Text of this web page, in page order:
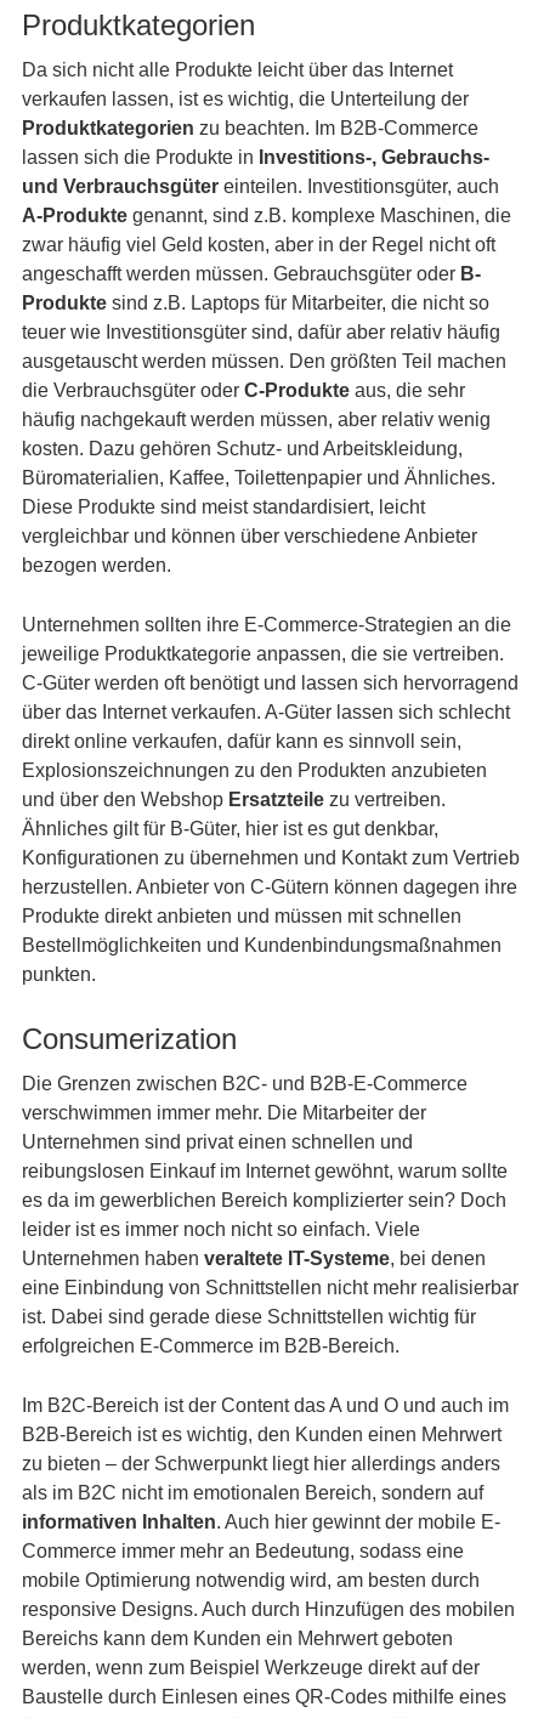
Produktkategorien
Da sich nicht alle Produkte leicht über das Internet
verkaufen lassen, ist es wichtig, die Unterteilung der
Produktkategorien zu beachten. Im B2B-Commerce
lassen sich die Produkte in Investitions-, Gebrauchs-
und Verbrauchsgütereinteilen. Investitionsgüter, auch
A-Produktegenannt, sind z.B. komplexe Maschinen, die
zwar häufig viel Geld kosten, aber in der Regel nicht oft
angeschafft werden müssen. Gebrauchsgüter oder B-
Produktesind z.B. Laptops für Mitarbeiter, die nicht so
teuer wie Investitionsgüter sind, dafür aber relativ häufig
ausgetauscht werden müssen. Den größten Teil machen
die Verbrauchsgüter oder C-Produkteaus, die sehr
häufig nachgekauft werden müssen, aber relativ wenig
kosten. Dazu gehören Schutz- und Arbeitskleidung,
Büromaterialien, Kaffee, Toilettenpapier und Ähnliches.
Diese Produkte sind meist standardisiert, leicht
vergleichbar und können über verschiedene Anbieter
bezogen werden.
Unternehmen sollten ihre E-Commerce-Strategien an die
jeweilige Produktkategorie anpassen, die sie vertreiben.
C-Güter werden oft benötigt und lassen sich hervorragend
über das Internet verkaufen. A-Güter lassen sich schlecht
direkt online verkaufen, dafür kann es sinnvoll sein,
Explosionszeichnungen zu den Produkten anzubieten
und über den Webshop Ersatzteilezu vertreiben.
Ähnliches gilt für B-Güter, hier ist es gut denkbar,
Konfigurationen zu übernehmen und Kontakt zum Vertrieb
herzustellen. Anbieter von C-Gütern können dagegen ihre
Produkte direkt anbieten und müssen mit schnellen
Bestellmöglichkeiten und Kundenbindungsmaßnahmen
punkten.
Consumerization
Die Grenzen zwischen B2C- und B2B-E-Commerce
verschwimmen immer mehr. Die Mitarbeiter der
Unternehmen sind privat einen schnellen und
reibungslosen Einkauf im Internet gewöhnt, warum sollte
es da im gewerblichen Bereich komplizierter sein? Doch
leider ist es immer noch nicht so einfach. Viele
Unternehmen haben veraltete IT-Systeme, bei denen
eine Einbindung von Schnittstellen nicht mehr realisierbar
ist. Dabei sind gerade diese Schnittstellen wichtig für
erfolgreichen E-Commerce im B2B-Bereich.
Im B2C-Bereich ist der Content das A und O und auch im
B2B-Bereich ist es wichtig, den Kunden einen Mehrwert
zu bieten – der Schwerpunkt liegt hier allerdings anders
als im B2C nicht im emotionalen Bereich, sondern auf
informativen Inhalten. Auch hier gewinnt der mobile E-
Commerce immer mehr an Bedeutung, sodass eine
mobile Optimierung notwendig wird, am besten durch
responsive Designs. Auch durch Hinzufügen des mobilen
Bereichs kann dem Kunden ein Mehrwert geboten
werden, wenn zum Beispiel Werkzeuge direkt auf der
Baustelle durch Einlesen eines QR-Codes mithilfe eines